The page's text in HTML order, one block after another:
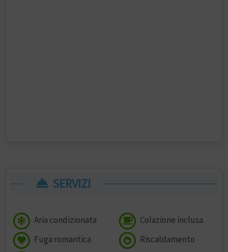
SERVIZI
Aria condizionata
Colazione inclusa
Fuga romantica
Riscaldamento